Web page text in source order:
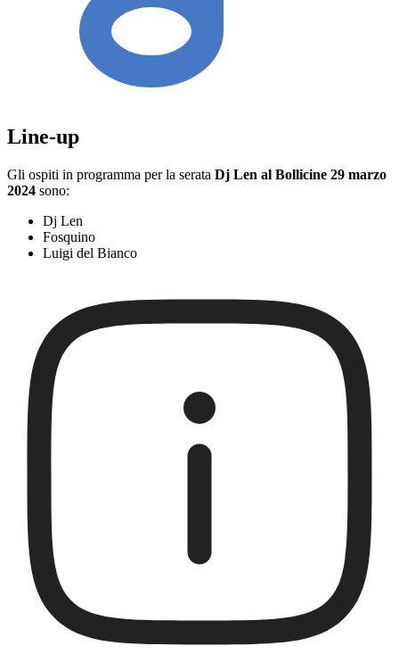
Line-up
Gli ospiti in programma per la serata Dj Len al Bollicine 29 marzo
2024 sono:
Dj Len
Fosquino
Luigi del Bianco